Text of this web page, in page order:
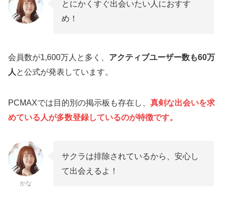
とにかくすぐ出会いたい人におすす
め！
会員数が1,600万人と多く、 アクティブユーザー数も60万
人と公式が発表しています。
PCMAXでは目的別の掲示板も存在し、 真剣な出会いを求
めている人が多数登録しているのが特徴です。
かな
サクラは排除されているから、安心し
て出会えるよ！